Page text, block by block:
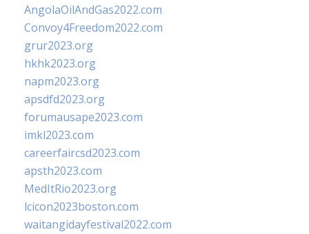
AngolaOilAndGas2022.com
Convoy4Freedom2022.com
grur2023.org
hkhk2023.org
napm2023.org
apsdfd2023.org
forumausape2023.com
imkl2023.com
careerfaircsd2023.com
apsth2023.com
MedItRio2023.org
lcicon2023boston.com
waitangidayfestival2022.com